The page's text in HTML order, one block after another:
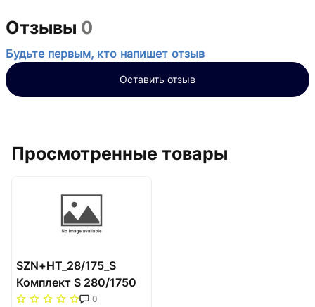
Отзывы 0
Будьте первым, кто напишет отзыв
Оставить отзыв
Просмотренные товары
SZN+HT_28/175_S
Комплект S 280/1750
(рамка ZN + решітка
0